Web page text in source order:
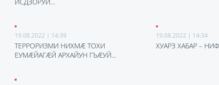
ИСДЗОРУЙ…
19.08.2022 | 14:39
ТЕРРОРИЗМИ НИХМÆ ТОХИ
ЕУМÆЙАГÆЙ АРХАЙУН ГЪÆУЙ…
19.08.2022 | 14:34
ХУАРЗ ХАБАР –